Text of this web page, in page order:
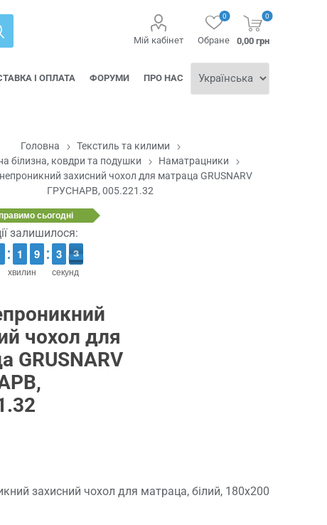
Мій кабінет Обране
0 0
0,00 грн
І ОПЛАТА ФОРУМИ ПРО НАС
Головна
Текстиль та килими
білизна, ковдри та подушки
Наматрацники
захисний чохол для матраца GRUSNARV
ГРУСНАРВ, 005.221.32
сьогодні
залишилося:
хвилин
1
1
1
1 8
8
9
9
секунд
4
3
3 3
2
2
чохол для
GRUSNARV
захисний чохол для матраца, білий, 180x200